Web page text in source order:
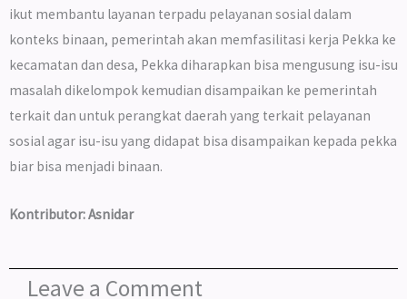
ikut membantu layanan terpadu pelayanan sosial dalam
konteks binaan, pemerintah akan memfasilitasi kerja Pekka ke
kecamatan dan desa, Pekka diharapkan bisa mengusung isu-isu
masalah dikelompok kemudian disampaikan ke pemerintah
terkait dan untuk perangkat daerah yang terkait pelayanan
sosial agar isu-isu yang didapat bisa disampaikan kepada pekka
biar bisa menjadi binaan.
Kontributor: Asnidar
Leave a Comment